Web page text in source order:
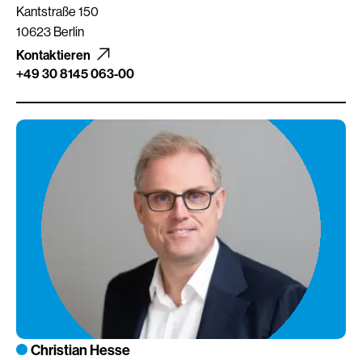
Kantstraße 150
10623 Berlin
Kontaktieren
+49 30 8145 063-00
Christian Hesse